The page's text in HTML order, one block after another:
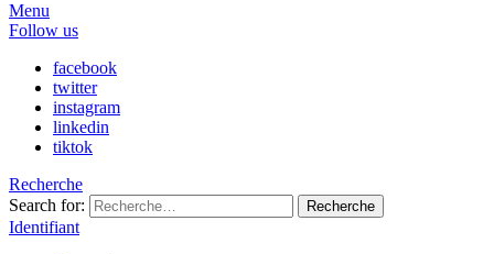
Menu
Follow us
facebook
twitter
instagram
linkedin
tiktok
Recherche
Search for:
Recherche
Identifiant